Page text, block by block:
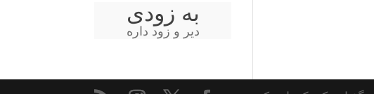
به زودی
دیر و زود داره